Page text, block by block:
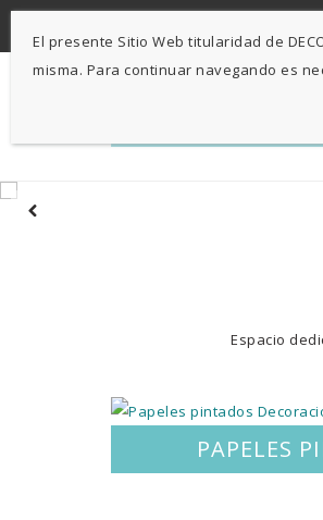
Espacio
PAPELES
El presente Sitio Web titularidad de
misma. Para continuar navegando es